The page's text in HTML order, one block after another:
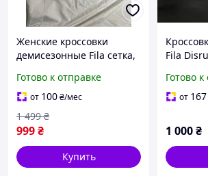
Женские кроссовки
демисезонные Fila сетка,
Готово к отправке
от 100₴/мес
999₴
1 499 ₴
Купить
Fila
кожаные
унисекс
Готово
от 167
1 000₴